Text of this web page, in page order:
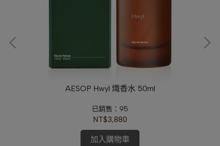
AESOP Hwyl 熾香水 50ml
已銷售：95
NT$3,880
加入購物車